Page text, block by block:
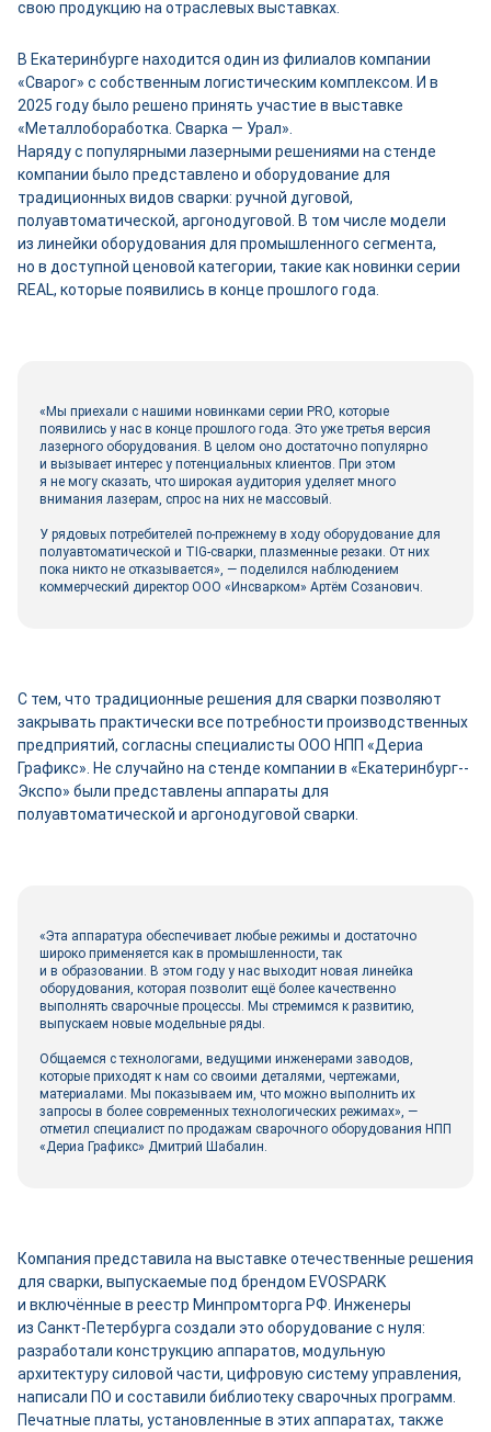
свою продукцию на отраслевых выставках.
В Екатеринбурге находится один из филиалов компании
«Сварог» с собственным логистическим комплексом. И в
2025 году было решено принять участие в выставке
«Металлобоработка. Сварка — Урал».
Наряду с популярными лазерными решениями на стенде
компании было представлено и оборудование для
традиционных видов сварки: ручной дуговой,
полуавтоматической, аргонодуговой. В том числе модели
из линейки оборудования для промышленного сегмента,
но в доступной ценовой категории, такие как новинки серии
REAL, которые появились в конце прошлого года.
«Мы приехали с нашими новинками серии PRO, которые
появились у нас в конце прошлого года. Это уже третья версия
лазерного оборудования. В целом оно достаточно популярно
и вызывает интерес у потенциальных клиентов. При этом
я не могу сказать, что широкая аудитория уделяет много
внимания лазерам, спрос на них не массовый.
У рядовых потребителей по-прежнему в ходу оборудование для
полуавтоматической и TIG-сварки, плазменные резаки. От них
пока никто не отказывается», — поделился наблюдением
коммерческий директор ООО «Инсварком» Артём Созанович.
С тем, что традиционные решения для сварки позволяют
закрывать практически все потребности производственных
предприятий, согласны специалисты ООО НПП «Дериа
Графикс». Не случайно на стенде компании в «Екатеринбург-­
Экспо» были представлены аппараты для
полуавтоматической и аргонодуговой сварки.
«Эта аппаратура обеспечивает любые режимы и достаточно
широко применяется как в промышленности, так
и в образовании. В этом году у нас выходит новая линейка
оборудования, которая позволит ещё более качественно
выполнять сварочные процессы. Мы стремимся к развитию,
выпускаем новые модельные ряды.
Общаемся с технологами, ведущими инженерами заводов,
которые приходят к нам со своими деталями, чертежами,
материалами. Мы показываем им, что можно выполнить их
запросы в более современных технологических режимах», —
отметил специалист по продажам сварочного оборудования НПП
«Дериа Графикс» Дмитрий Шабалин.
Компания представила на выставке отечественные решения
для сварки, выпускаемые под брендом EVOSPARK
и включённые в реестр Минпромторга РФ. Инженеры
из Санкт-­Петербурга создали это оборудование с нуля:
разработали конструкцию аппаратов, модульную
архитектуру силовой части, цифровую систему управления,
написали ПО и составили библиотеку сварочных программ.
Печатные платы, установленные в этих аппаратах, также